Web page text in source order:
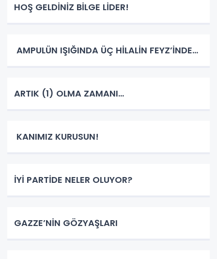
HOŞ GELDİNİZ BİLGE LİDER!
AMPULÜN IŞIĞINDA ÜÇ HİLALİN FEYZ’İNDE…
ARTIK (1) OLMA ZAMANI…
KANIMIZ KURUSUN!
İYİ PARTİDE NELER OLUYOR?
GAZZE’NİN GÖZYAŞLARI